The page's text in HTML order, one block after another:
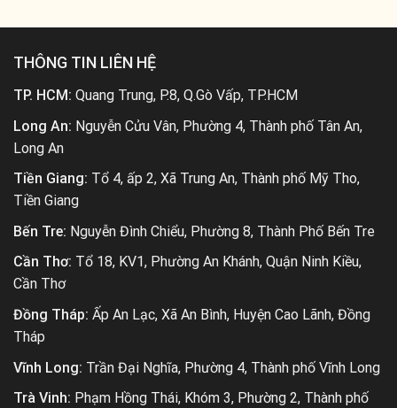
THÔNG TIN LIÊN HỆ
TP. HCM: Quang Trung, P.8, Q.Gò Vấp, TP.HCM
Long An: Nguyễn Cửu Vân, Phường 4, Thành phố Tân An,
Long An
Tiền Giang: Tổ 4, ấp 2, Xã Trung An, Thành phố Mỹ Tho,
Tiền Giang
Bến Tre: Nguyễn Đình Chiểu, Phường 8, Thành Phố Bến Tre
Cần Thơ: Tổ 18, KV1, Phường An Khánh, Quận Ninh Kiều,
Cần Thơ
Đồng Tháp: Ấp An Lạc, Xã An Bình, Huyện Cao Lãnh, Đồng
Tháp
Vĩnh Long: Trần Đại Nghĩa, Phường 4, Thành phố Vĩnh Long
Trà Vinh: Phạm Hồng Thái, Khóm 3, Phường 2, Thành phố